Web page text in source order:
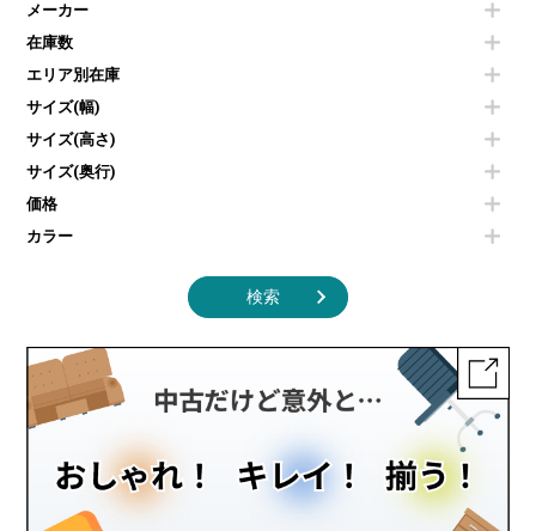
その他OA機器
コートハンガー・ポールハンガー
傘立て
食器棚・キッチンキャビネット
カタログスタンド
オフィスアクセサリーその他
カウンターテーブル
センターテーブル・サイドテーブル
ベンチ・スツール
ソファ
シェルフ
ダストボックス（ゴミ箱）
インテリア家具その他
冷蔵庫・洗濯機
空気清浄機・加湿器
液晶テレビ・モニター類
エアコン
照明機器
掃除機
季節家電
メーカー
在庫数
エリア別在庫
サイズ(幅)
サイズ(高さ)
サイズ(奥行)
価格
カラー
検索